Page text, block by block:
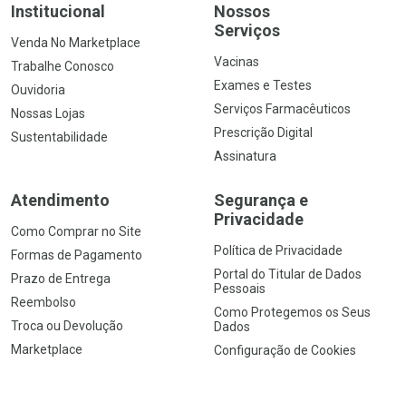
Institucional
Venda No Marketplace
Trabalhe Conosco
Ouvidoria
Nossas Lojas
Sustentabilidade
Nossos
Serviços
Vacinas
Exames e Testes
Serviços Farmacêuticos
Prescrição Digital
Assinatura
Atendimento
Como Comprar no Site
Formas de Pagamento
Prazo de Entrega
Reembolso
Troca ou Devolução
Marketplace
Segurança e
Privacidade
Política de Privacidade
Portal do Titular de Dados
Pessoais
Como Protegemos os Seus
Dados
Configuração de Cookies